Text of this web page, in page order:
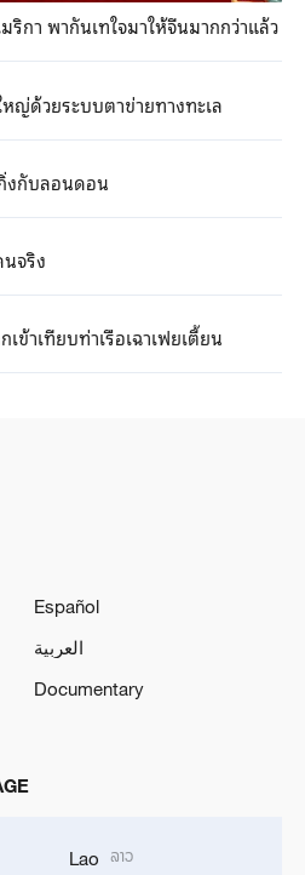
กา พากันเทใจมาให้จีนมากกว่าแล้ว
ญ่ด้วยระบบตาข่ายทางทะเล
งกับลอนดอน
จริง
ข้าเทียบท่าเรือเฉาเฟยเตี้ยน
Español
العربية
Documentary
Lao ລາວ